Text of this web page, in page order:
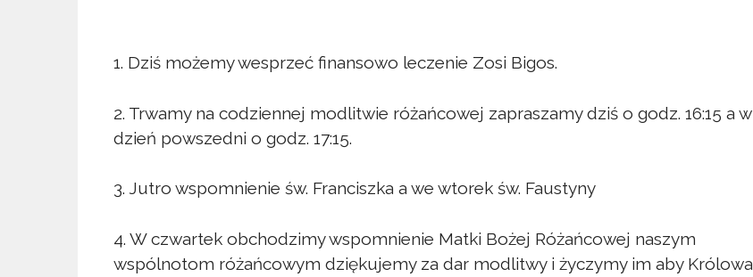
1. Dziś możemy wesprzeć finansowo leczenie Zosi Bigos.
2. Trwamy na codziennej modlitwie różańcowej zapraszamy dziś o godz. 16:15 a w
dzień powszedni o godz. 17:15.
3. Jutro wspomnienie św. Franciszka a we wtorek św. Faustyny
4. W czwartek obchodzimy wspomnienie Matki Bożej Różańcowej naszym
wspólnotom różańcowym dziękujemy za dar modlitwy i życzymy im aby Królowa